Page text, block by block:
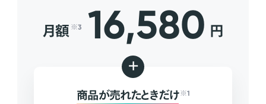
月額 ※3 16,580 円
+
商品が売れたときだけ ※1